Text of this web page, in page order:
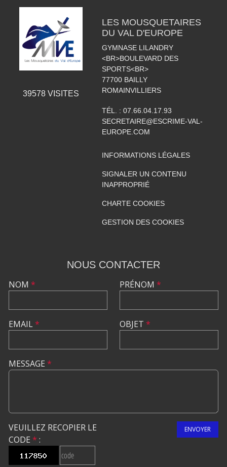
39578VISITES
LES MOUSQUETAIRES
DU VAL D'EUROPE
GYMNASE LILANDRY
<BR>BOULEVARD DES
SPORTS<BR>
77700 BAILLY
ROMAINVILLIERS
TÉL. : 07.66.04.17.93
SECRETAIRE@ESCRIME-VAL-
EUROPE.COM
INFORMATIONS LÉGALES
SIGNALER UN CONTENU
INAPPROPRIÉ
CHARTE COOKIES
GESTION DES COOKIES
NOUS CONTACTER
NOM *
EMAIL*
PRÉNOM *
OBJET *
MESSAGE *
VEUILLEZ RECOPIER LE
CODE * :
ENVOYER